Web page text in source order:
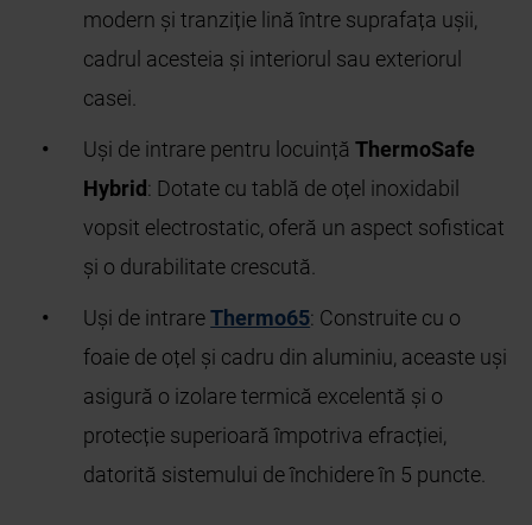
modern și tranziție lină între suprafața ușii,
cadrul acesteia și interiorul sau exteriorul
casei.
Uși de intrare pentru locuințăThermoSafe
Hybrid: Dotate cu tablă de oțel inoxidabil
vopsit electrostatic, oferă un aspect sofisticat
și o durabilitate crescută.
Uși de intrareThermo65: Construite cu o
foaie de oțel și cadru din aluminiu, aceaste uși
asigură o izolare termică excelentă și o
protecție superioară împotriva efracției,
datorită sistemului de închidere în 5 puncte.